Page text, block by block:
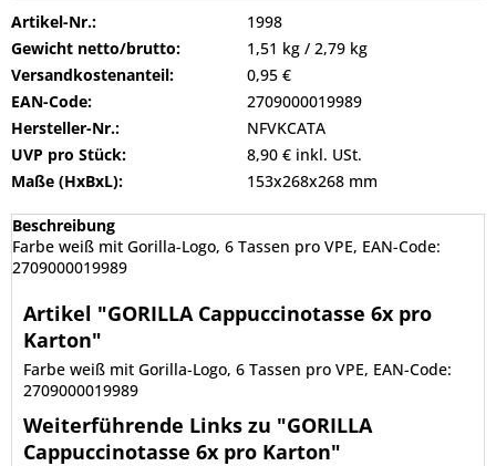
Artikel-Nr.:
1998
Gewicht netto/brutto:
1,51 kg / 2,79 kg
Versandkostenanteil:
0,95 €
EAN-Code:
2709000019989
Hersteller-Nr.:
NFVKCATA
UVP pro Stück:
8,90 € inkl. USt.
Maße (HxBxL):
153x268x268 mm
Beschreibung
Farbe weiß mit Gorilla-Logo, 6 Tassen pro VPE, EAN-Code:
2709000019989
Artikel "GORILLA Cappuccinotasse 6x pro
Karton"
Farbe weiß mit Gorilla-Logo, 6 Tassen pro VPE, EAN-Code:
2709000019989
Weiterführende Links zu "GORILLA
Cappuccinotasse 6x pro Karton"